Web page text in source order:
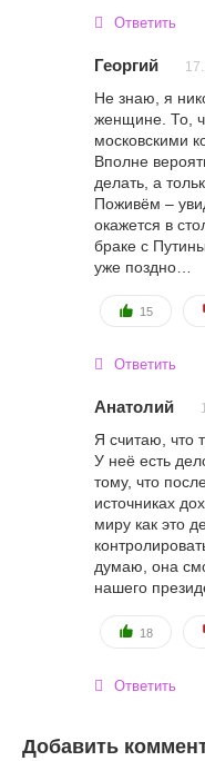
Ответить
Георгий
Не знаю, я
женщине. То,
московскими
Вполне
делать, а
Поживём –
окажется в
браке с
уже поздно…
15
Ответить
Анатолий
Я считаю, что
У неё есть
тому, что
источниках
миру как это
думаю, она
нашего
18
Ответить
Добавить